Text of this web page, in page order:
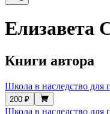
Елизавета
Книги автора
Школа в наследство для
200 ₽
Школа в наследство для